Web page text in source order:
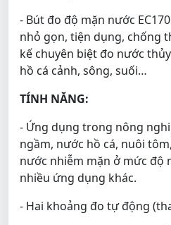
- Bút đo độ mặn nước
nhỏ gọn, tiện dụng, chống
kế chuyên biệt đo nước
hồ cá cảnh, sông, suối…
TÍNH NĂNG:
- Ứng dụng trong nông
ngầm, nước hồ cá, nuôi
nước nhiễm mặn ở mức độ
nhiều ứng dụng khác.
- Hai khoảng đo tự động